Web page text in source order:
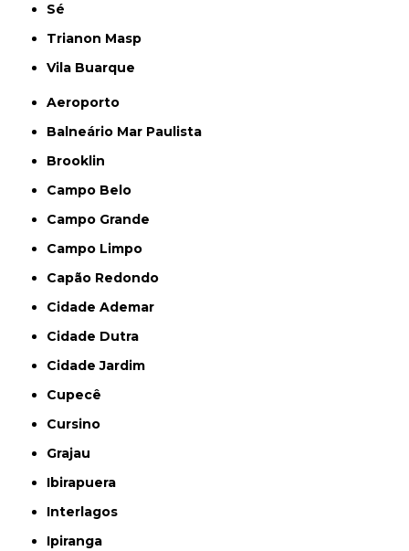
Sé
Trianon Masp
Vila Buarque
Aeroporto
Balneário Mar Paulista
Brooklin
Campo Belo
Campo Grande
Campo Limpo
Capão Redondo
Cidade Ademar
Cidade Dutra
Cidade Jardim
Cupecê
Cursino
Grajau
Ibirapuera
Interlagos
Ipiranga